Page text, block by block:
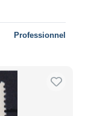
Professionnel